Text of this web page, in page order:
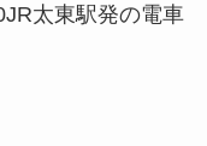
太東駅発の電車